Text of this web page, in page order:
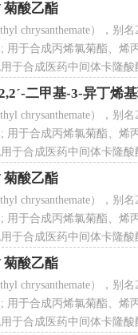
菊酸乙酯
chrysanthemate），别
用于合成丙烯氯菊酯、烯
于合成医药中间体卡隆
酸乙酯;菊酸乙酯;菊酸乙
二甲基-3-异丁烯
chrysanthemate），别
用于合成丙烯氯菊酯、烯
于合成医药中间体卡隆
酸乙酯;菊酸乙酯;菊酸乙
菊酸乙酯
chrysanthemate），别
用于合成丙烯氯菊酯、烯
于合成医药中间体卡隆
酸乙酯;菊酸乙酯;菊酸乙
菊酸乙酯
chrysanthemate），别
用于合成丙烯氯菊酯、烯
于合成医药中间体卡隆